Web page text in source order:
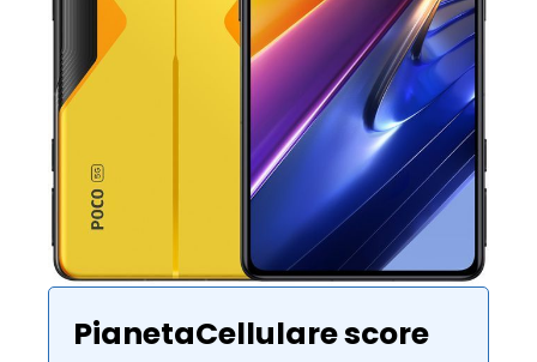
PianetaCellulare score